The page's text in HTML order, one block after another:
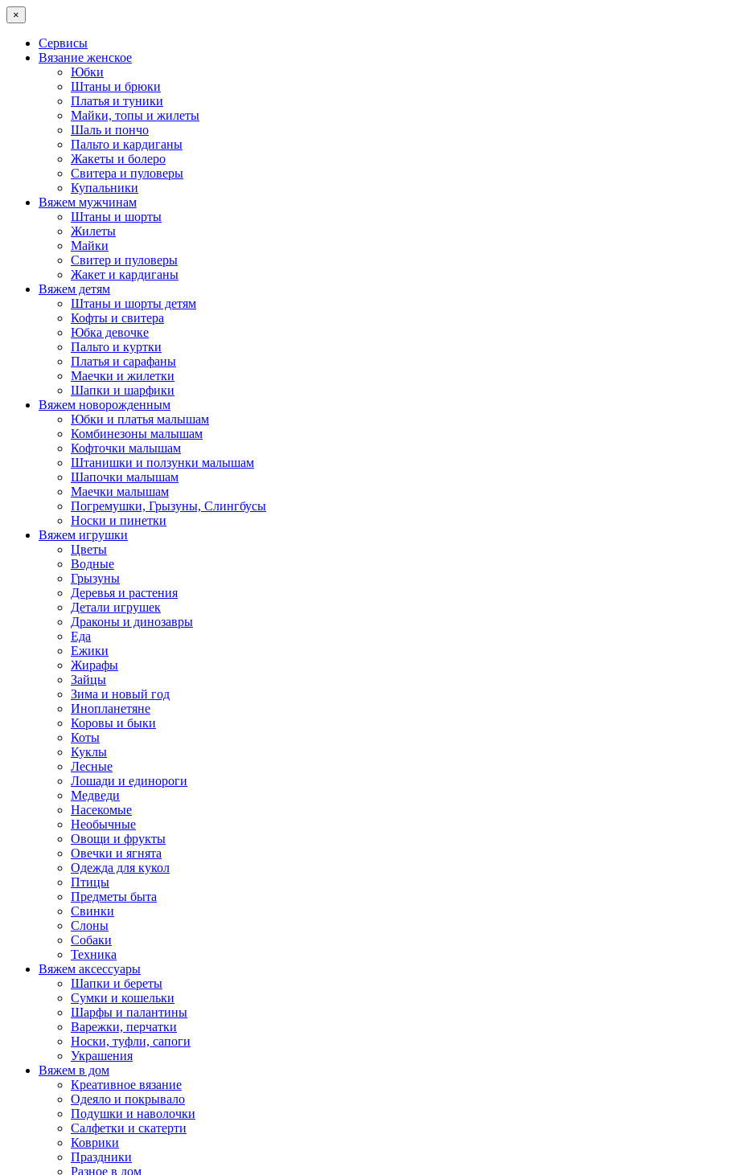
×
Сервисы
Вязание женское
Юбки
Штаны и брюки
Платья и туники
Майки, топы и жилеты
Шаль и пончо
Пальто и кардиганы
Жакеты и болеро
Свитера и пуловеры
Купальники
Вяжем мужчинам
Штаны и шорты
Жилеты
Майки
Свитер и пуловеры
Жакет и кардиганы
Вяжем детям
Штаны и шорты детям
Кофты и свитера
Юбка девочке
Пальто и куртки
Платья и сарафаны
Маечки и жилетки
Шапки и шарфики
Вяжем новорожденным
Юбки и платья малышам
Комбинезоны малышам
Кофточки малышам
Штанишки и ползунки малышам
Шапочки малышам
Маечки малышам
Погремушки, Грызуны, Слингбусы
Носки и пинетки
Вяжем игрушки
Цветы
Водные
Грызуны
Деревья и растения
Детали игрушек
Драконы и динозавры
Еда
Ежики
Жирафы
Зайцы
Зима и новый год
Инопланетяне
Коровы и быки
Коты
Куклы
Лесные
Лошади и единороги
Медведи
Насекомые
Необычные
Овощи и фрукты
Овечки и ягнята
Одежда для кукол
Птицы
Предметы быта
Свинки
Слоны
Собаки
Техника
Вяжем аксессуары
Шапки и береты
Сумки и кошельки
Шарфы и палантины
Варежки, перчатки
Носки, туфли, сапоги
Украшения
Вяжем в дом
Креативное вязание
Одеяло и покрывало
Подушки и наволочки
Салфетки и скатерти
Коврики
Праздники
Разное в дом